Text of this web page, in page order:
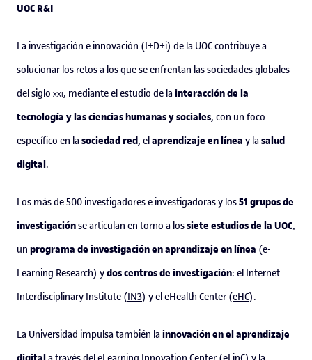
UOC R&I
La investigación e innovación (I+D+i) de la UOC contribuye a
solucionar los retos a los que se enfrentan las sociedades globales
del siglo xxi, mediante el estudio de la interacción de la
tecnología y las ciencias humanas y sociales, con un foco
específico en la sociedad red, elaprendizaje en línea y la salud
digital.
Los más de 500 investigadores e investigadoras y los51 grupos de
investigaciónse articulan en torno a lossiete estudios de la UOC,
un programa de investigación en aprendizaje en línea (e-
Learning Research) ydos centros de investigación: el Internet
Interdisciplinary Institute (IN3) y el eHealth Center (eHC).
La Universidad impulsa también la innovación en el aprendizaje